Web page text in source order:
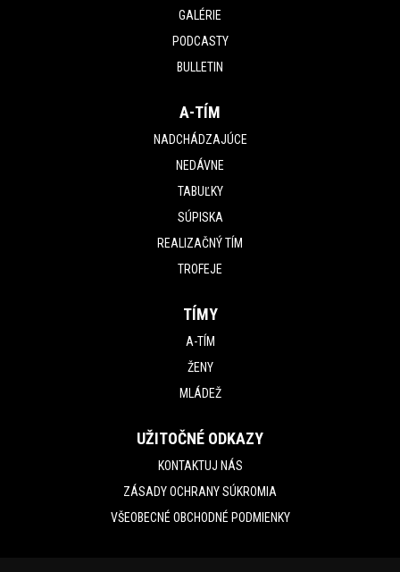
GALÉRIE
PODCASTY
BULLETIN
A-TÍM
NADCHÁDZAJÚCE
NEDÁVNE
TABUĽKY
SÚPISKA
REALIZAČNÝ TÍM
TROFEJE
TÍMY
A-TÍM
ŽENY
MLÁDEŽ
UŽITOČNÉ ODKAZY
KONTAKTUJ NÁS
ZÁSADY OCHRANY SÚKROMIA
VŠEOBECNÉ OBCHODNÉ PODMIENKY